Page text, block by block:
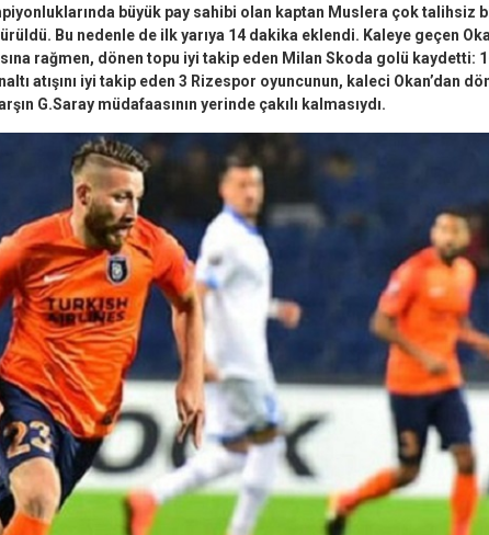
büyük pay sahibi olan kaptan Muslera çok talihsiz
Bu nedenle de ilk yarıya 14 dakika eklendi. Kaleye geçen
rağmen, dönen topu iyi takip eden Milan Skoda golü kaydetti:
atışını iyi takip eden 3 Rizespor oyuncunun, kaleci Okan’dan
G.Saray müdafaasının yerinde çakılı kalmasıydı.